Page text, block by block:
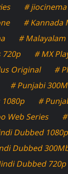
# jiocinema
# Kannada
#
# MX
Original
#
# Punjabi
#
Web Series
Dubbed
Dubbed
Dubbed